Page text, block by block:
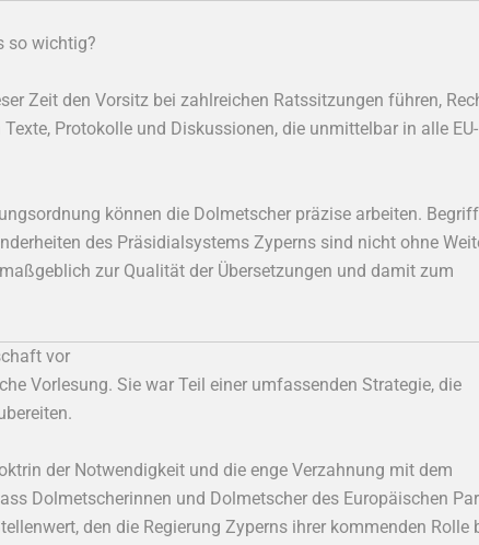
so wichtig?
Zeit den Vorsitz bei zahlreichen Ratssitzungen führen,
Protokolle und Diskussionen, die unmittelbar in alle EU-
können die Dolmetscher präzise arbeiten.
des Präsidialsystems Zyperns sind nicht ohne
zur Qualität der Übersetzungen und damit zum
vor
Vorlesung. Sie war Teil einer umfassenden Strategie, die
der Notwendigkeit und die enge Verzahnung mit dem
Dolmetscherinnen und Dolmetscher des Europäischen
den die Regierung Zyperns ihrer kommenden Rolle